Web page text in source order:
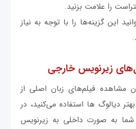
را علامت بزنید.
این گزینه‌ها را با توجه به نیاز
زیرنویس خارجی
مشاهده فیلم‌های زبان اصلی از
دیالوگ ها استفاده می‌کنید، در
به صورت داخلی به زیرنویس